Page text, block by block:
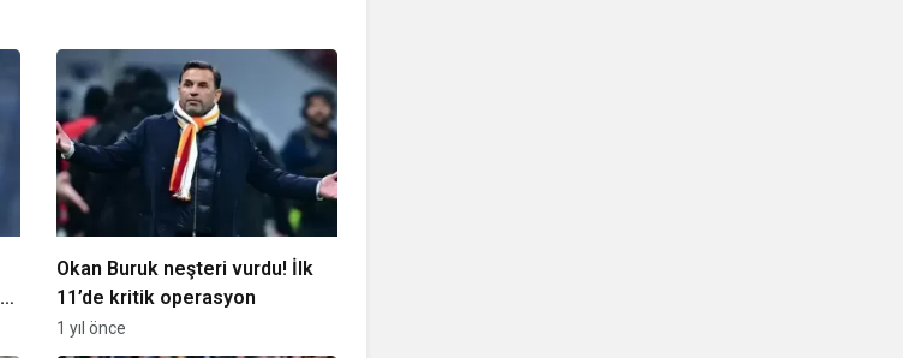
Okan Buruk neşteri vurdu! İlk
11’de kritik operasyon
1 yıl önce